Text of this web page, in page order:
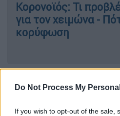
Do Not Process My
If you wish to opt-out of the sale,
Κορονοϊός: Τι
για τον χειμώνα -
κορύφωση
Ίσως και
ασυμπτωματικοί
Θεσσαλονίκη